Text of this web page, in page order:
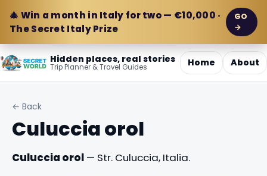
🎄 Win a month in Italy for two — €10,000 ·
The Secret Italy Prize
GO
→
Hidden places, real stories
Trip Planner & Travel Guides Home About
← Back
Culuccia orol
Culuccia orol — Str. Culuccia, Italia.